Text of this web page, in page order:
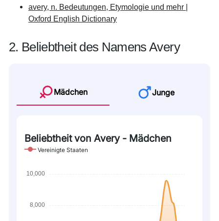
avery, n. Bedeutungen, Etymologie und mehr |
Oxford English Dictionary
2. Beliebtheit des Namens Avery
Mädchen Junge
Beliebtheit von Avery - Mädchen
Vereinigte Staaten